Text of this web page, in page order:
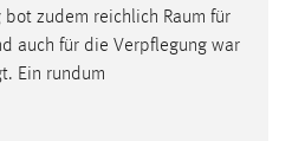
bot zudem reichlich Raum für
auch für die Verpflegung war
Ein rundum